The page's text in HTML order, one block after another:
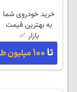
خرید خودروی شما
به بهترین قیمت
بازار ✅